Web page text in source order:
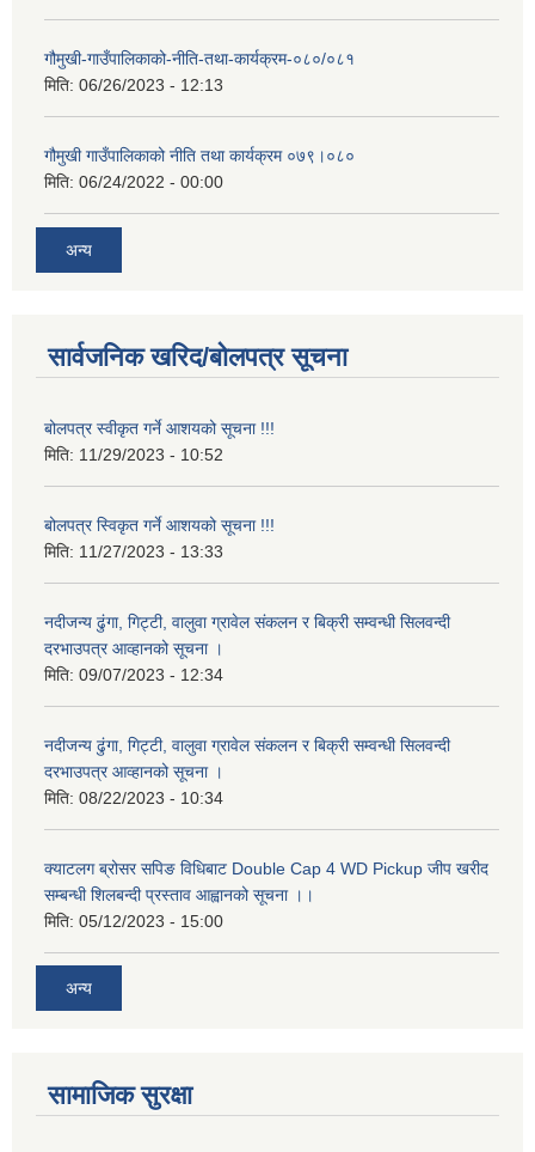
गौमुखी-गाउँपालिकाको-नीति-तथा-कार्यक्रम-०८०/०८१
मिति: 06/26/2023 - 12:13
गौमुखी गाउँपालिकाको नीति तथा कार्यक्रम ०७९।०८०
मिति: 06/24/2022 - 00:00
अन्य
सार्वजनिक खरिद/बोलपत्र सूचना
बोलपत्र स्वीकृत गर्ने आशयको सूचना !!!
मिति: 11/29/2023 - 10:52
बोलपत्र स्विकृत गर्ने आशयको सूचना !!!
मिति: 11/27/2023 - 13:33
नदीजन्य ढुंगा, गिट्टी, वालुवा ग्रावेल संकलन र बिक्री सम्वन्धी सिलवन्दी
दरभाउपत्र आव्हानको सूचना ।
मिति: 09/07/2023 - 12:34
नदीजन्य ढुंगा, गिट्टी, वालुवा ग्रावेल संकलन र बिक्री सम्वन्धी सिलवन्दी
दरभाउपत्र आव्हानको सूचना ।
मिति: 08/22/2023 - 10:34
क्याटलग ब्रोसर सपिङ विधिबाट Double Cap 4 WD Pickup जीप खरीद
सम्बन्धी शिलबन्दी प्रस्ताव आह्वानको सूचना ।।
मिति: 05/12/2023 - 15:00
अन्य
सामाजिक सुरक्षा